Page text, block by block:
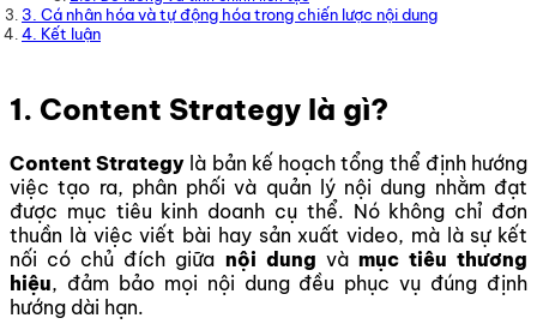
3. Cá nhân hóa và tự động hóa trong chiến lược nội dung
4. Kết luận
1. Content Strategy là gì?
Content Strategy là bản kế hoạch tổng thể định hướng
việc tạo ra, phân phối và quản lý nội dung nhằm đạt
được mục tiêu kinh doanh cụ thể. Nó không chỉ đơn
thuần là việc viết bài hay sản xuất video, mà là sự kết
nối có chủ đích giữa nội dung và mục tiêu thương
hiệu, đảm bảo mọi nội dung đều phục vụ đúng định
hướng dài hạn.